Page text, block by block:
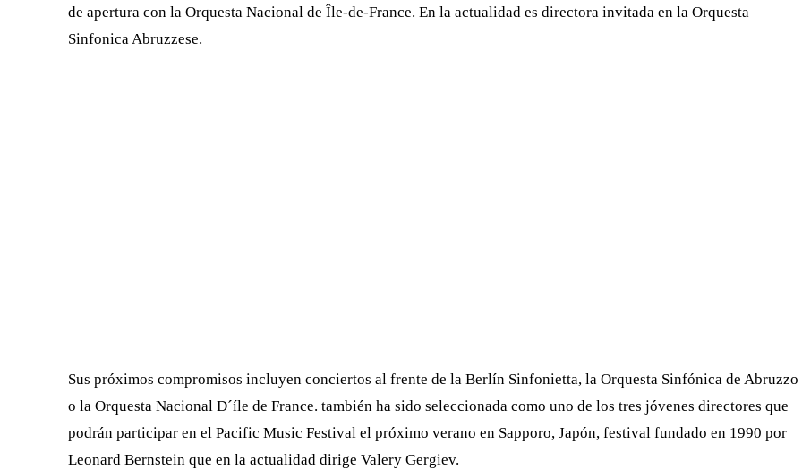
de apertura con la Orquesta Nacional de Île-de-France. En la actualidad es directora invitada en la Orquesta
Sinfonica Abruzzese.
Sus próximos compromisos incluyen conciertos al frente de la Berlín Sinfonietta, la Orquesta Sinfónica de Abruzzo
o la Orquesta Nacional D´íle de France. también ha sido seleccionada como uno de los tres jóvenes directores que
podrán participar en el Pacific Music Festival el próximo verano en Sapporo, Japón, festival fundado en 1990 por
Leonard Bernstein que en la actualidad dirige Valery Gergiev.